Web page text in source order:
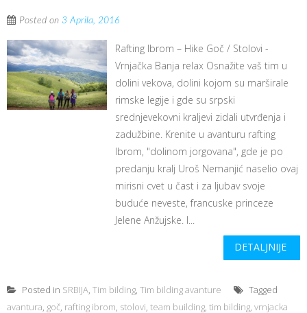
Posted on 3 Aprila, 2016
Rafting Ibrom – Hike Goč / Stolovi -
Vrnjačka Banja relax Osnažite vaš tim u
dolini vekova, dolini kojom su marširale
rimske legije i gde su srpski
srednjevekovni kraljevi zidali utvrđenja i
zadužbine. Krenite u avanturu rafting
Ibrom, "dolinom jorgovana", gde je po
predanju kralj Uroš Nemanjić naselio ovaj
mirisni cvet u čast i za ljubav svoje
buduće neveste, francuske princeze
Jelene Anžujske. I...
DETALJNIJE
Posted in SRBIJA, Tim bilding, Tim bilding avanture
Tagged
avantura, goč, rafting ibrom, stolovi, team building, tim bilding, vrnjacka